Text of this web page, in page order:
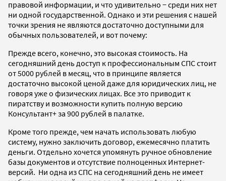
правовой информации, и что удивительно − среди них нет
ни одной государственной. Однако и эти решения с нашей
точки зрения не являются достаточно доступными для
обычных пользователей, и вот почему:
Прежде всего, конечно, это высокая стоимость. На
сегодняшний день доступ к профессиональным СПС стоит
от 5000 рублей в месяц, что в принципе является
достаточно высокой ценой даже для юридических лиц, не
говоря уже о физических лицах. Все это приводит к
пиратству и возможности купить полную версию
Консультант+ за 900 рублей в палатке.
Кроме того прежде, чем начать использовать любую
систему, нужно заключить договор, ежемесячно платить
деньги. Отдельно хочется упомянуть ручное обновление
базы документов и отсутствие полноценных Интернет-
версий. Ни одна из СПС на сегодняшний день не имеет